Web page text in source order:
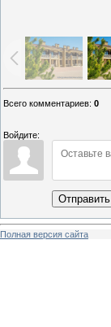
Всего комментариев: 0
Войдите:
Отправить
Полная версия сайта